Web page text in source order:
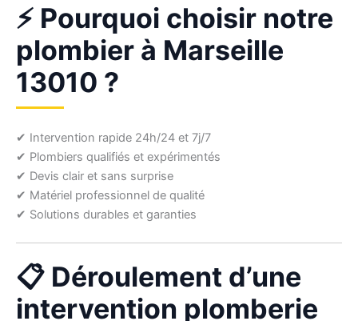
⚡ Pourquoi choisir notre
plombier à Marseille
13010 ?
✔ Intervention rapide 24h/24 et 7j/7
✔ Plombiers qualifiés et expérimentés
✔ Devis clair et sans surprise
✔ Matériel professionnel de qualité
✔ Solutions durables et garanties
📋 Déroulement d’une
intervention plomberie